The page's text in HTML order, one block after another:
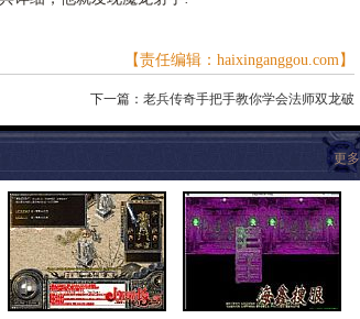
【责任编辑：haixinganggou.com】
下一篇： 老兵传奇手把手教你学会法师双龙破
更多